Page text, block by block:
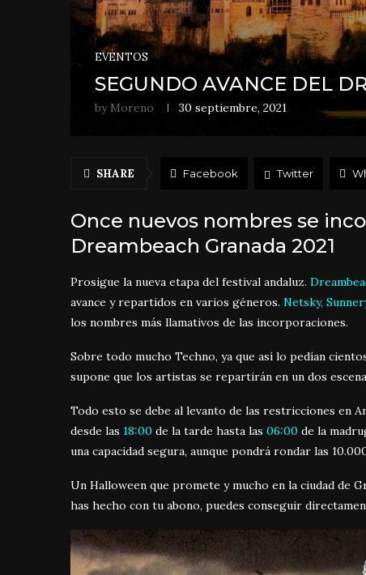
EVENTOS
SEGUNDO AVANCE DEL
by Moreno 30 septiembre, 2021
SHARE Facebook Twitter
Once nuevos nombres se
Dreambeach Granada 2021
Prosigue la nueva etapa del festival andaluz.
avance y repartidos en varios géneros. Netsky,
los nombres más llamativos de las incorporaciones.
Sobre todo mucho Techno, ya que así lo pedían
supone que los artistas se repartirán en un dos
Todo esto se debe al levanto de las restricciones en
desde las 18:00 de la tarde hasta las 06:00 de la
una capacidad segura, aunque pondrá rondar las
Un Halloween que promete y mucho en la ciudad de
has hecho con tu abono, puedes conseguir